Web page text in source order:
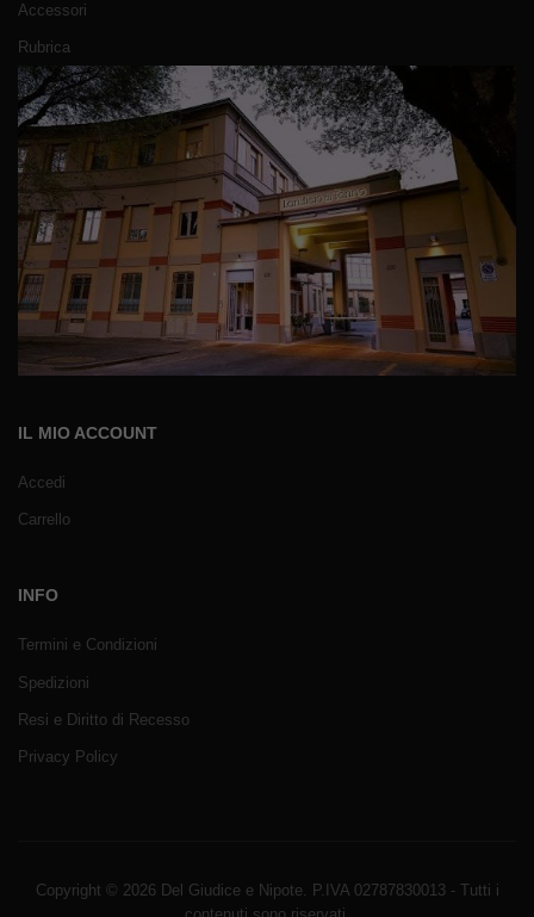
Accessori
Rubrica
IL MIO ACCOUNT
Accedi
Carrello
INFO
Termini e Condizioni
Spedizioni
Resi e Diritto di Recesso
Privacy Policy
Copyright © 2026 Del Giudice e Nipote. P.IVA 02787830013 - Tutti i